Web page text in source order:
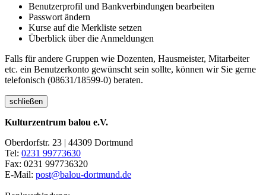
Benutzerprofil und Bankverbindungen bearbeiten
Passwort ändern
Kurse auf die Merkliste setzen
Überblick über die Anmeldungen
Falls für andere Gruppen wie Dozenten, Hausmeister, Mitarbeiter
etc. ein Benutzerkonto gewünscht sein sollte, können wir Sie gerne
telefonisch (08631/18599-0) beraten.
schließen
Kulturzentrum balou e.V.
Oberdorfstr. 23 | 44309 Dortmund
Tel: 0231 99773630
Fax: 0231 997736320
E-Mail: post@balou-dortmund.de